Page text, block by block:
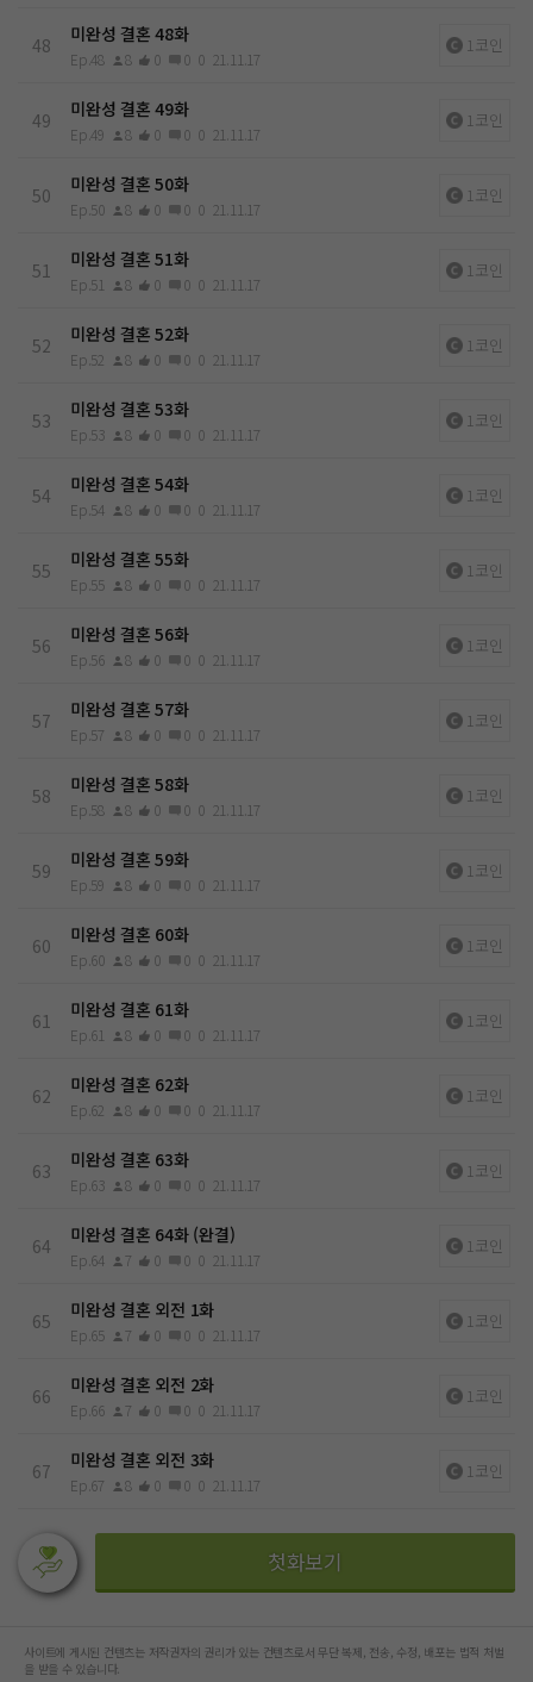
48 미완성 결혼 48화
Ep.48 8 0 0 0 21.11.17
1코인
49 미완성 결혼 49화
Ep.49 8 0 0 0 21.11.17
1코인
50 미완성 결혼 50화
Ep.50 8 0 0 0 21.11.17
1코인
51 미완성 결혼 51화
Ep.51 8 0 0 0 21.11.17
1코인
52 미완성 결혼 52화
Ep.52 8 0 0 0 21.11.17
1코인
53 미완성 결혼 53화
Ep.53 8 0 0 0 21.11.17
1코인
54 미완성 결혼 54화
Ep.54 8 0 0 0 21.11.17
1코인
55 미완성 결혼 55화
Ep.55 8 0 0 0 21.11.17
1코인
56 미완성 결혼 56화
Ep.56 8 0 0 0 21.11.17
1코인
57 미완성 결혼 57화
Ep.57 8 0 0 0 21.11.17
1코인
58 미완성 결혼 58화
Ep.58 8 0 0 0 21.11.17
1코인
59 미완성 결혼 59화
Ep.59 8 0 0 0 21.11.17
1코인
60 미완성 결혼 60화
Ep.60 8 0 0 0 21.11.17
1코인
61 미완성 결혼 61화
Ep.61 8 0 0 0 21.11.17
1코인
62 미완성 결혼 62화
Ep.62 8 0 0 0 21.11.17
1코인
63 미완성 결혼 63화
Ep.63 8 0 0 0 21.11.17
1코인
64 미완성 결혼 64화 (완결)
Ep.64 7 0 0 0 21.11.17
1코인
65 미완성 결혼 외전 1화
Ep.65 7 0 0 0 21.11.17
1코인
66 미완성 결혼 외전 2화
Ep.66 7 0 0 0 21.11.17
1코인
67 미완성 결혼 외전 3화
Ep.67 8 0 0 0 21.11.17
1코인
첫화보기
사이트에 게시된 컨텐츠는 저작권자의 권리가 있는 컨텐츠로서 무단 복제, 전송, 수정, 배포는 법적 처벌
을 받을 수 있습니다.